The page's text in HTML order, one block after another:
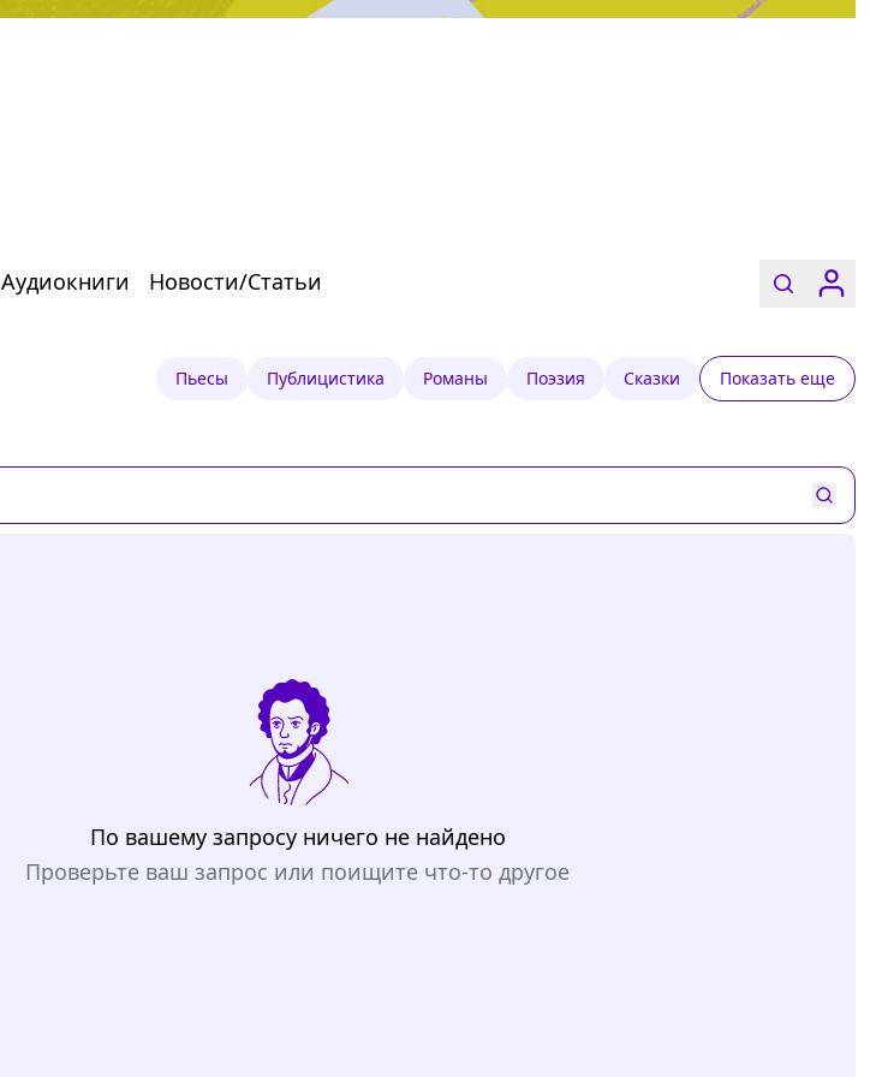
Аудиокниги Новости/Статьи
Пьесы Публицистика Романы Поэзия Сказки Показать еще
По вашему запросу ничего не найдено
Проверьте ваш запрос или поищите что-то другое